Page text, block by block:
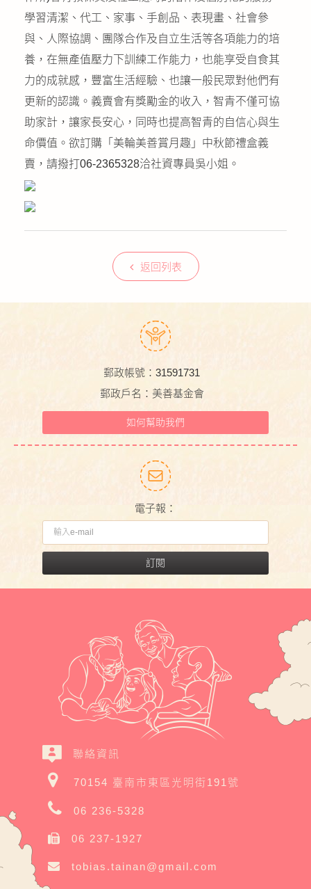
學習清潔、代工、家事、手創品、表現畫、社會參
與、人際協調、團隊合作及自立生活等各項能力的培
養，在無產值壓力下訓練工作能力，也能享受自食其
力的成就感，豐富生活經驗、也讓一般民眾對他們有
更新的認識。義賣會有獎勵金的收入，智青不僅可協
助家計，讓家長安心，同時也提高智青的自信心與生
命價值。欲訂購「美輪美善賞月趣」中秋節禮盒義
賣，請撥打06-2365328洽社資專員吳小姐。
返回列表
郵政帳號：31591731
郵政戶名：美善基金會
如何幫助我們
電子報：
訂閱
聯絡資訊
70154 臺南市東區光明街191號
06 236-5328
06 237-1927
tobias.tainan@gmail.com